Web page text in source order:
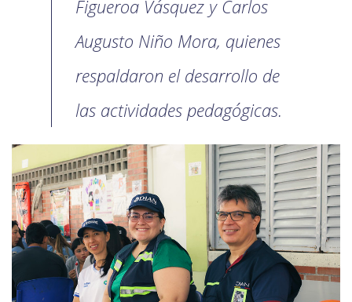
Figueroa Vásquez y Carlos
Augusto Niño Mora, quienes
respaldaron el desarrollo de
las actividades pedagógicas.